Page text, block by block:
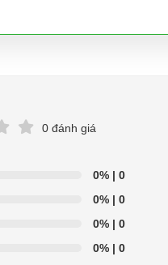
cầu cung cấp, sửa
dụng xe ô tô điện để tăng
LIÊN HỆ CÔNG
TP.HCM
0 đánh giá
0%| 0
0%| 0
0%| 0
0%| 0